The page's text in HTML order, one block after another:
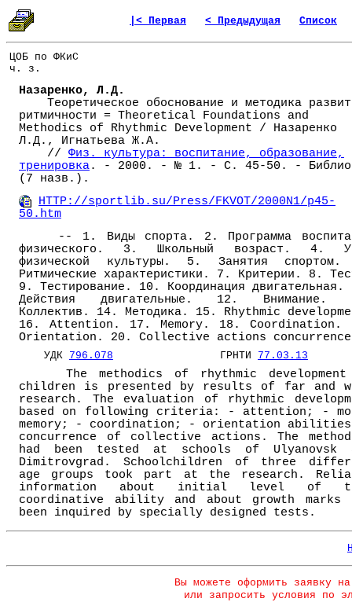
|< Первая < Предыдущая Список
ЦОБ по ФКиС
ч. з.
Назаренко, Л.Д.
Теоретическое обоснование и методика
ритмичности = Theoretical Foundations and
Methodics of Rhythmic Development / Назаренко
Л.Д., Игнатьева Ж.А.
// Физ. культура: воспитание, образование,
тренировка. - 2000. - № 1. - С. 45-50. -
(7 назв.).
HTTP://sportlib.su/Press/FKVOT/2000N1/p45-
50.htm
-- 1. Виды спорта. 2. Программа
физического. 3. Школьный возраст. 4.
физической культуры. 5. Занятия
Ритмические характеристики. 7. Критерии. 8.
9. Тестирование. 10. Координация двигательная.
Действия двигательные. 12. Внимание.
Коллектив. 14. Методика. 15. Rhythmic
16. Attention. 17. Memory. 18. Coordination.
Orientation. 20. Collective actions
УДК 796.078 ГРНТИ 77.03.13
The methodics of rhythmic
children is presented by results of far and
research. The evaluation of rhythmic
based on following criteria: - attention; -
memory; - coordination; - orientation
concurrence of collective actions. The
had been tested at schools of Ulyanovsk
Dimitrovgrad. Schoolchildren of three
age groups took part at the research.
information about initial level of
coordinative ability and about growth marks
been inquired by specially designed tests.
Вы можете оформить заявку
или запросить условия по